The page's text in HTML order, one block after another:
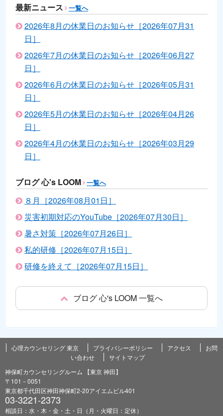
最新ニュース 一覧へ
2026年8月の休業日のお知らせ［2026年07月31
日］
2026年7月の休業日のお知らせ［2026年06月27
日］
2026年6月の休業日のお知らせ［2026年05月31
日］
2026年5月の休業日のお知らせ［2026年04月26
日］
2026年4月の休業日のお知らせ［2026年03月29
日］
ブログ 心's LOOM 一覧へ
８月［2026年08月01日］
災害初期対応のYouTube［2026年07月30日］
暑さ対策［2026年07月26日］
私的研修［2026年07月15日］
研修を終えて［2026年07月15日］
ブログ 心's LOOM 一覧へ
心理カウンセリング 東京 プライバシーポリシー アクセス
お問
い合わせ
サイトマップ
神保町カウンセリングルーム 【東京 神田】
〒101－0051
東京都千代田区神田神保町2-20アイエムビル401
03-3221-2373
相談日：水・木・金・土・日（月・火曜日：定休）